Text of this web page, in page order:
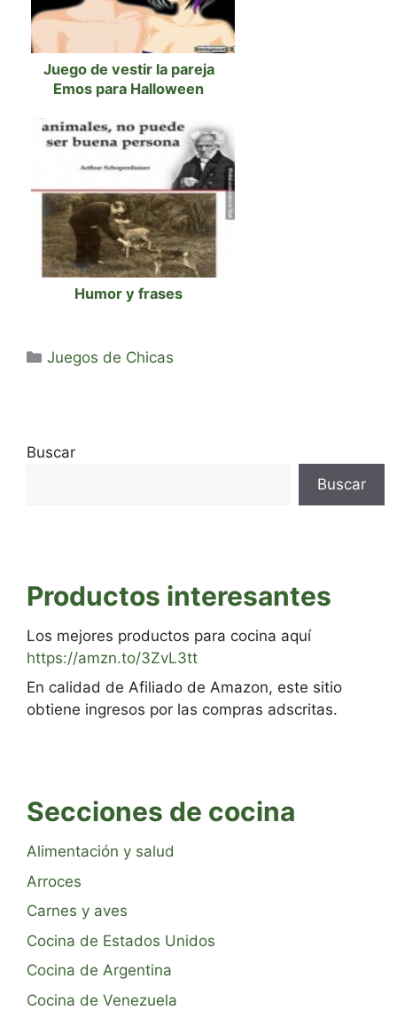
Juego de vestir la pareja
Emos para Halloween
Humor y frases
Categorías
Juegos de Chicas
Buscar
Buscar
Productos interesantes
Los mejores productos para cocina aquí
https://amzn.to/3ZvL3tt
En calidad de Afiliado de Amazon, este sitio
obtiene ingresos por las compras adscritas.
Secciones de cocina
Alimentación y salud
Arroces
Carnes y aves
Cocina de Estados Unidos
Cocina de Argentina
Cocina de Venezuela